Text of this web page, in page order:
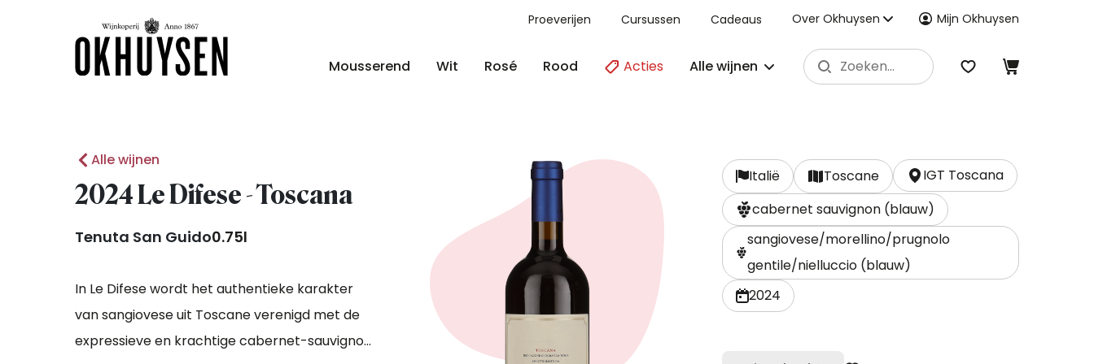
Proeverijen Cursussen Cadeaus Over Okhuysen Mijn Okhuysen
Mousserend Wit Rosé Rood Acties Alle wijnen
Alle wijnen
2024 Le Difese - Toscana
Tenuta San Guido0.75l
In Le Difese wordt het authentieke karakter
van sangiovese uit Toscane verenigd met de
expressieve en krachtige cabernet-sauvignon
Italië Toscane
IGT Toscana
cabernet sauvignon (blauw)
sangiovese/morellino/prugnolo
gentile/nielluccio (blauw)
2024